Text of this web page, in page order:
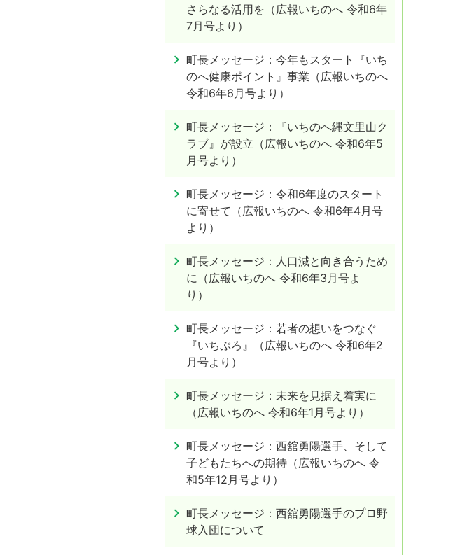
さらなる活用を（広報いちのへ 令和6年
7月号より）
町長メッセージ：今年もスタート『いち
のへ健康ポイント』事業（広報いちのへ
令和6年6月号より）
町長メッセージ：『いちのへ縄文里山ク
ラブ』が設立（広報いちのへ 令和6年5
月号より）
町長メッセージ：令和6年度のスタート
に寄せて（広報いちのへ 令和6年4月号
より）
町長メッセージ：人口減と向き合うため
に（広報いちのへ 令和6年3月号よ
り）
町長メッセージ：若者の想いをつなぐ
『いちぷろ』（広報いちのへ 令和6年2
月号より）
町長メッセージ：未来を見据え着実に
（広報いちのへ 令和6年1月号より）
町長メッセージ：西舘勇陽選手、そして
子どもたちへの期待（広報いちのへ 令
和5年12月号より）
町長メッセージ：西舘勇陽選手のプロ野
球入団について